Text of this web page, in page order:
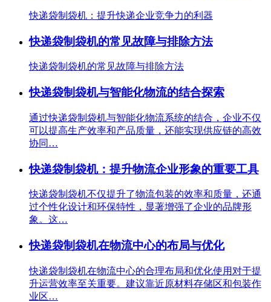
快递袋制袋机：提升快递企业竞争力的利器
快递袋制袋机的常见故障与排除方法
快递袋制袋机的常见故障与排除方法
快递袋制袋机与智能化物流的结合探索
通过快递袋制袋机与智能化物流系统的结合，企业不仅
可以提高生产效率和产品质量，还能实现供应链的高效
协同…
快递袋制袋机：提升物流企业形象的重要工具
快递袋制袋机不仅提升了物流包装的效率和质量，还通
过个性化设计和环保特性，显著增强了企业的品牌形
象。这…
快递袋制袋机在物流中心的布局与优化
快递袋制袋机在物流中心的合理布局和优化使用对于提
升运营效率至关重要。建议靠近原材料存储区和包装作
业区…